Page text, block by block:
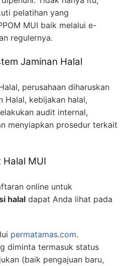
pelatihan yang
MUI baik melalui e-
regulernya.
Jaminan Halal
perusahaan diharuskan
Halal, kebijakan halal,
audit internal,
menyiapkan prosedur terkait
MUI
online untuk
halal dapat Anda lihat pada
permatamas.com.
diminta termasuk status
(baik pengajuan baru,